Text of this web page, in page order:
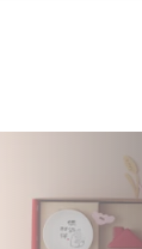
buying.
.. and so
great trouble